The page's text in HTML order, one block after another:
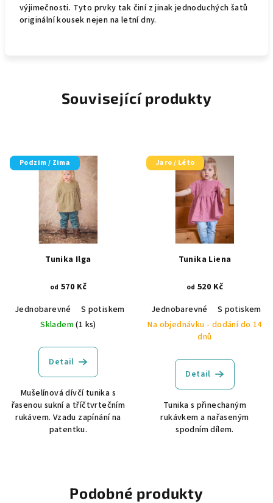
výjimečnosti. Tyto prvky tak činí z jinak jednoduchých šatů
originální kousek nejen na letní dny.
Související produkty
Podzim / Zima
Tunika Ilga
od 570 Kč
Jednobarevné
S potiskem GOTS certifikace
Vyšívané
Skladem(1 ks)
Detail
Mušelínová dívčí tunika s
řasenou sukní a tříčtvrtečním
rukávem. Vzadu zapínání na
patentku.
Jaro / Léto
Tunika Liena
od 520 Kč
Jednobarevné
S potiskem
Na objednávku - dodání do 14
dnů
Detail
Tunika s přinechaným
rukávkem a nařaseným
spodním dílem.
Podobné produkty